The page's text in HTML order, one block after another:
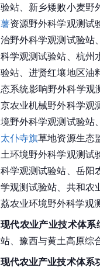
验站、新乡矮败小麦野
薯资源野外科学观测试
治野外科学观测试验站
科学观测试验站、杭州
验站、进贤红壤地区油
态系统影响野外科学观
京农业机械野外科学观
境野外科学观测试验站
太仆寺旗草地资源生态
土环境野外科学观测试
科学观测试验站、岳阳
学观测试验站、共和农
荔农业环境野外科学观
现代农业产业技术体系
站、豫西与黄土高原综
现代农业产业技术体系